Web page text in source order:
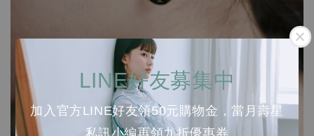
LINE好友募集中
加入官方LINE好友領50元購物金，當月壽星
私訊小編再領九折優惠券